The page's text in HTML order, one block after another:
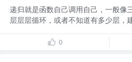
递归就是函数自己调用自己，一般像
层层层循环，或者不知道有多少层，
0